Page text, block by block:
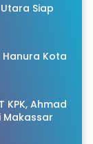
Siap
Hanura Kota
KPK, Ahmad
Makassar